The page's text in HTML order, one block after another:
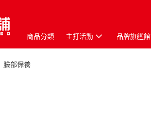
商品分類 主打活動 品牌旗艦館
臉部保養